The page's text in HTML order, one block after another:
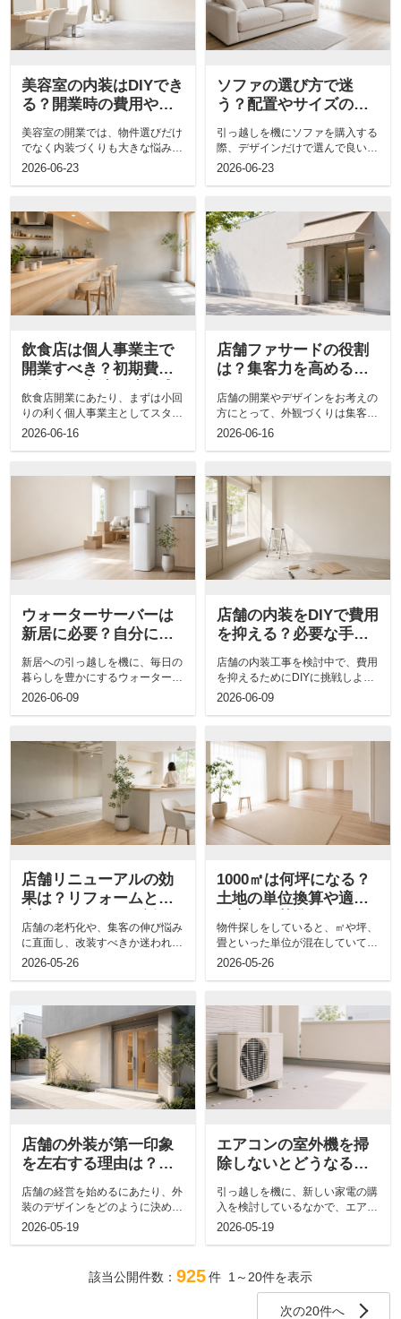
美容室の内装はDIYでき
る？開業時の費用やデ
ザインの注意点も解説
美容室の開業では、物件選びだけ
でなく内装づくりも大きな悩みに
なりやすいものです。理想の雰囲
2026-06-23
ソファの選び方で迷
う？配置やサイズのポ
イントも解説
引っ越しを機にソファを購入する
際、デザインだけで選んで良いの
か迷う方は多いでしょう。新居で
2026-06-23
飲食店は個人事業主で
開業すべき？初期費用
りも解説
飲食店開業にあたり、まずは小回
りの利く個人事業主としてスター
トすべきか迷う方は多いのではな
2026-06-16
店舗ファサードの役割
は？集客力を高める外
解説
店舗の開業やデザインをお考えの
方にとって、外観づくりは集客を
左右する重要な課題ではないでし
2026-06-16
ウォーターサーバーは
新居に必要？自分に合
う選び方や費用につい
ても解説
新居への引っ越しを機に、毎日の
暮らしを豊かにするウォーターサ
ーバーの導入を検討されるお客様
2026-06-09
店舗の内装をDIYで費用
を抑える？必要な手順
や注意点についても解
説
店舗の内装工事を検討中で、費用
を抑えるためにDIYに挑戦しよう
と考えている方も多いのではない
2026-06-09
店舗リニューアルの効
果は？リフォームとの
店舗の老朽化や、集客の伸び悩み
に直面し、改装すべきか迷われて
いる経営者の方も多いのではない
2026-05-26
1000㎡は何坪になる？
土地の単位換算や適正
も解説
物件探しをしていると、㎡や坪、
畳といった単位が混在していて、
実際の面積がイメージしにくいと
2026-05-26
店舗の外装が第一印象
を左右する理由は？入
口の設計や配色につい
ても解説
店舗の経営を始めるにあたり、外
装のデザインをどのように決める
べきかお悩みではありませんか。
2026-05-19
エアコンの室外機を掃
除しないとどうなる？
電気代への影響や方法
も解説
引っ越しを機に、新しい家電の購
入を検討しているなかで、エアコ
ン室外機のお手入れまで手が回っ
2026-05-19
該当公開件数： 925件 1～20件を表示
次の20件へ